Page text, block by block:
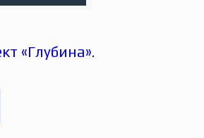
«Глубина».